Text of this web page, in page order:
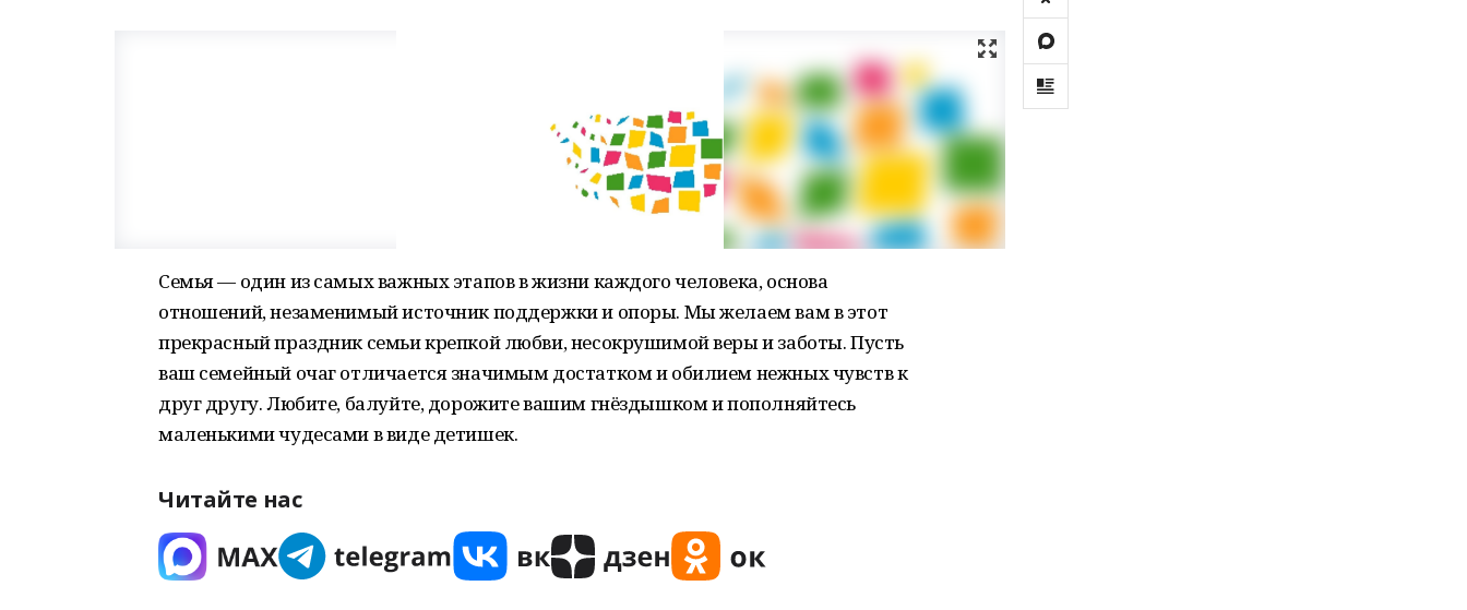
Семья — один из самых важных этапов в жизни каждого человека, основа
отношений, незаменимый источник поддержки и опоры. Мы желаем вам в этот
прекрасный праздник семьи крепкой любви, несокрушимой веры и заботы. Пусть
ваш семейный очаг отличается значимым достатком и обилием нежных чувств к
друг другу. Любите, балуйте, дорожите вашим гнёздышком и пополняйтесь
маленькими чудесами в виде детишек.
Читайте нас